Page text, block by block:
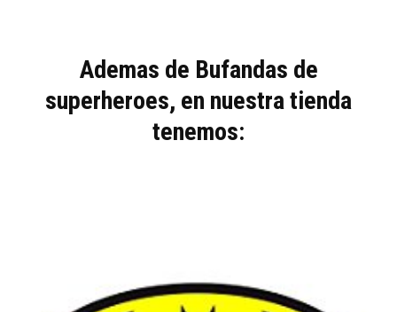
Ademas de Bufandas de
superheroes, en nuestra tienda
tenemos: